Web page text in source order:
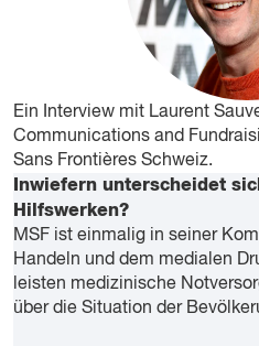
Ein Interview mit Laurent
Communications and
Sans Frontières Schweiz.
Inwiefern unterscheidet
Hilfswerken?
MSF ist einmalig in seiner
Handeln und dem medialen
leisten medizinische
über die Situation der